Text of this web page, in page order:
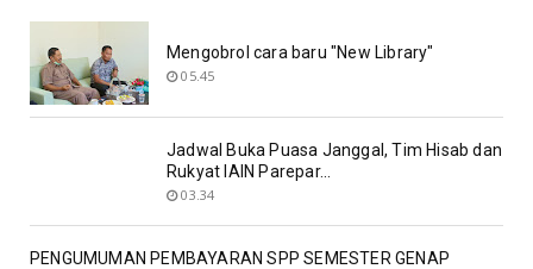
Mengobrol cara baru "New Library"
05.45
Jadwal Buka Puasa Janggal, Tim Hisab dan
Rukyat IAIN Parepar...
03.34
PENGUMUMAN PEMBAYARAN SPP SEMESTER GENAP